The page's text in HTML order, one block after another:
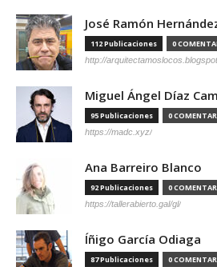
José Ramón
112 Publicaciones 0
http://
Miguel Ángel Díaz
95 Publicaciones 0
https://madc.xyz/
Ana Barreiro Blanco
92 Publicaciones 0
https://tallerabierto.gal/gl/
Íñigo García Odiaga
87 Publicaciones 0